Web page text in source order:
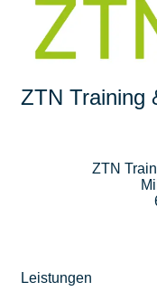
ZTN Training
ZTN
Leistungen